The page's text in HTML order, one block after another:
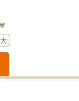
大